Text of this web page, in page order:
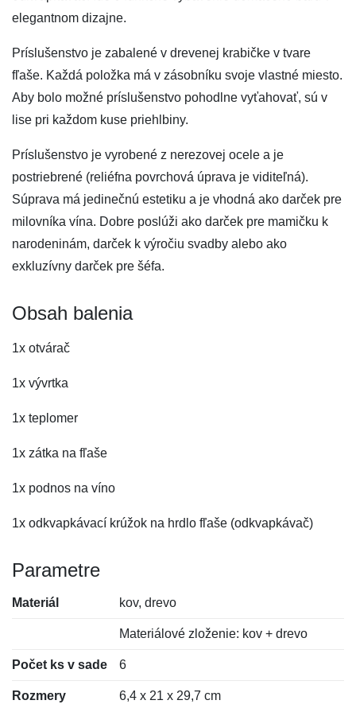
elegantnom dizajne.
Príslušenstvo je zabalené v drevenej krabičke v tvare
fľaše. Každá položka má v zásobníku svoje vlastné miesto.
Aby bolo možné príslušenstvo pohodlne vyťahovať, sú v
lise pri každom kuse priehlbiny.
Príslušenstvo je vyrobené z nerezovej ocele a je
postriebrené (reliéfna povrchová úprava je viditeľná).
Súprava má jedinečnú estetiku a je vhodná ako darček pre
milovníka vína. Dobre poslúži ako darček pre mamičku k
narodeninám, darček k výročiu svadby alebo ako
exkluzívny darček pre šéfa.
Obsah balenia
1x otvárač
1x vývrtka
1x teplomer
1x zátka na fľaše
1x podnos na víno
1x odkvapkávací krúžok na hrdlo fľaše (odkvapkávač)
Parametre
Materiál kov, drevo
Materiálové zloženie: kov + drevo
Počet ks v sade 6
Rozmery 6,4 x 21 x 29,7 cm